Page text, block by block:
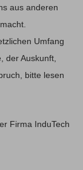
aus anderen
Umfang
der Auskunft,
bitte lesen
Firma InduTech